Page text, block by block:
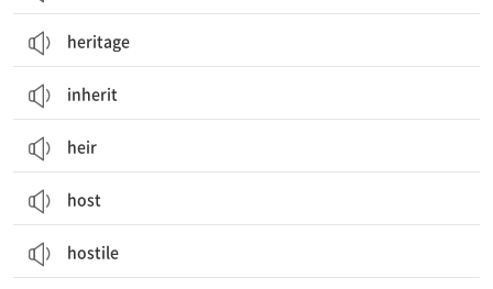
heritage
inherit
heir
host
hostile